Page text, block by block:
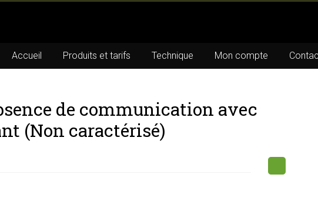
Accueil Produits et tarifs Technique Mon compte
de communication avec
(Non caractérisé)